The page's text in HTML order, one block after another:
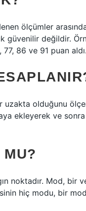
ölçümler
güvenilir değildir.
86 ve 91 puan aldı.
olduğunu
ekleyerek ve sonra
noktadır. Mod, bir
hiç modu, bir